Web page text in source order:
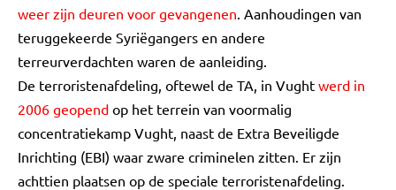
weer zijn deuren voor gevangenen. Aanhoudingen van
teruggekeerde Syriëgangers en andere
terreurverdachten waren de aanleiding.
De terroristenafdeling, oftewel de TA, in Vught werd in
2006 geopend op het terrein van voormalig
concentratiekamp Vught, naast de Extra Beveiligde
Inrichting (EBI) waar zware criminelen zitten. Er zijn
achttien plaatsen op de speciale terroristenafdeling.